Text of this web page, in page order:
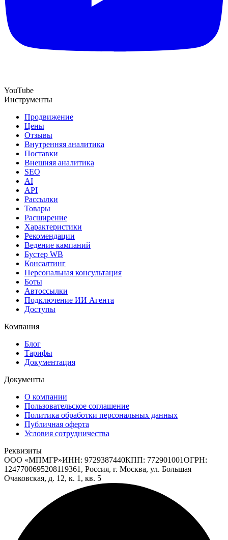
YouTube
Инструменты
Продвижение
Цены
Отзывы
Внутренняя аналитика
Поставки
Внешняя аналитика
SEO
AI
API
Рассылки
Товары
Расширение
Характеристики
Рекомендации
Ведение кампаний
Бустер WB
Консалтинг
Персональная консультация
Боты
Автоссылки
Подключение ИИ Агента
Доступы
Компания
Блог
Тарифы
Документация
Документы
О компании
Пользовательское соглашение
Политика обработки персональных данных
Публичная оферта
Условия сотрудничества
Реквизиты
ООО «МПМГР»ИНН: 9729387440КПП: 772901001ОГРН:
1247700695208119361, Россия, г. Москва, ул. Большая
Очаковская, д. 12, к. 1, кв. 5